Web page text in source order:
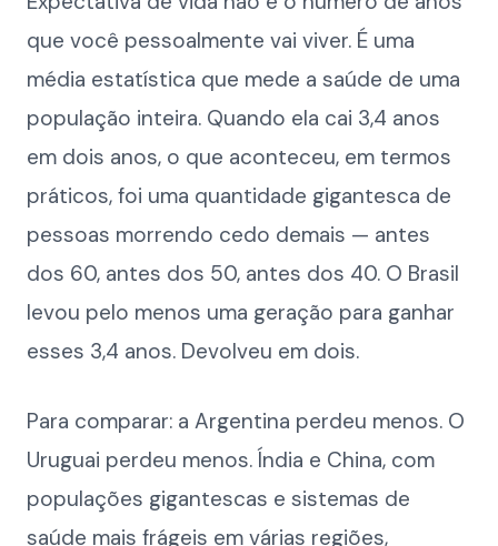
que você pessoalmente vai viver. É uma
média estatística que mede a saúde de uma
população inteira. Quando ela cai 3,4 anos
em dois anos, o que aconteceu, em termos
práticos, foi uma quantidade gigantesca de
pessoas morrendo cedo demais — antes
dos 60, antes dos 50, antes dos 40. O Brasil
levou pelo menos uma geração para ganhar
esses 3,4 anos. Devolveu em dois.
Para comparar: a Argentina perdeu menos. O
Uruguai perdeu menos. Índia e China, com
populações gigantescas e sistemas de
saúde mais frágeis em várias regiões,